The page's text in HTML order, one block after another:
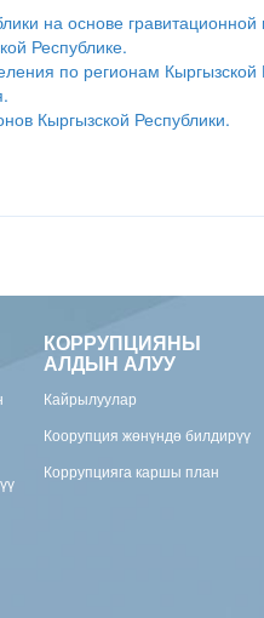
на основе
Республике.
по регионам Кыргызской
Кыргызской Республики.
КОРРУПЦИЯНЫ
АЛДЫН АЛУУ
Кайрылуулар
Коорупция жөнүндө билдирүү
Коррупцияга каршы план